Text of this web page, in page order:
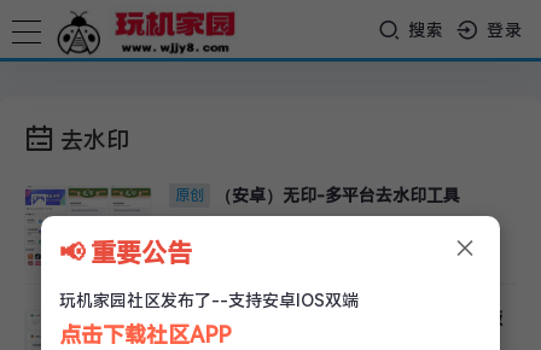
搜索 登录
去水印
原创 （安卓）无印-多平台去水印工具
玩机家园
（安卓）多平台去水印快乐下载高级版
×
📢 重要公告
玩机家园社区发布了--支持安卓IOS双端
点击下载社区APP